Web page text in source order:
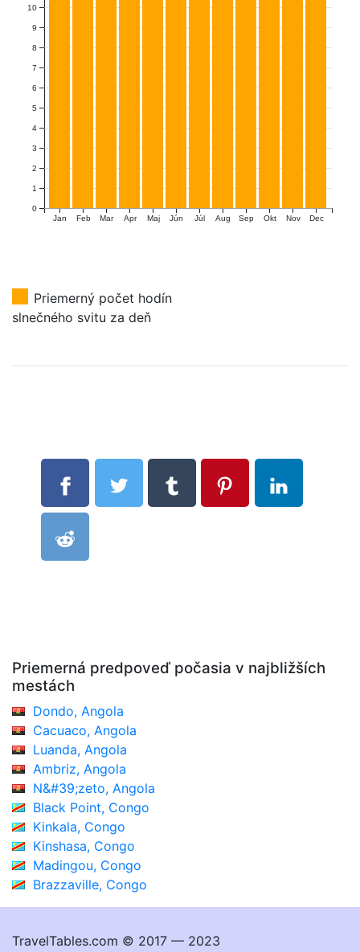
Jan Feb Mar Apr Maj Jún Júl Aug Sep Okt Nov Dec
0
1
2
3
4
5
6
7
8
9
10
Priemerný počet hodín
slnečného svitu za deň
Priemerná predpoveď počasia v najbližších
mestách
Dondo, Angola
Cacuaco, Angola
Luanda, Angola
Ambriz, Angola
N&#39;zeto, Angola
Black Point, Congo
Kinkala, Congo
Kinshasa, Congo
Madingou, Congo
Brazzaville, Congo
TravelTables.com © 2017 — 2023